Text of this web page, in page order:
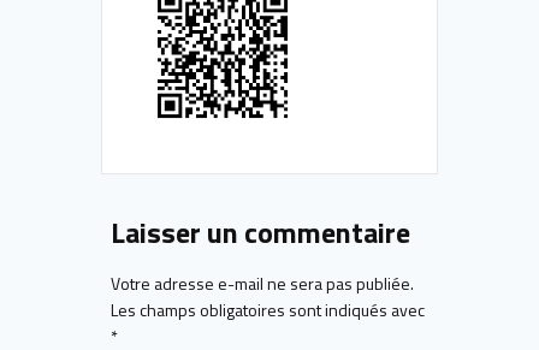
Laisser un commentaire
Votre adresse e-mail ne sera pas publiée.
Les champs obligatoires sont indiqués avec
*